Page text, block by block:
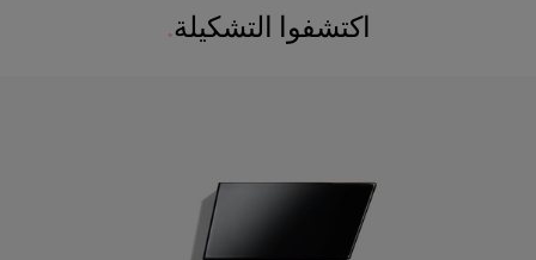
اكتشفوا التشكيلة